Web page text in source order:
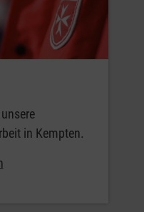
in Kempten.